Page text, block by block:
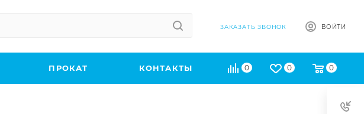
ЗАКАЗАТЬ ЗВОНОК ВОЙТИ
0 0 0
ПРОКАТ КОНТАКТЫ